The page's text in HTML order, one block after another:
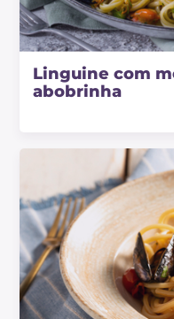
Linguine com
abobrinha